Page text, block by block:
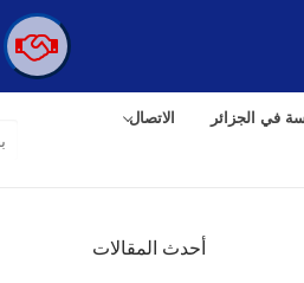
في الجزائر الاتصال
أحدث المقالات